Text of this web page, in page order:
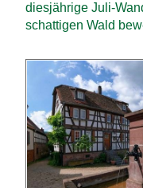
diesjährige Juli-
schattigen Wald